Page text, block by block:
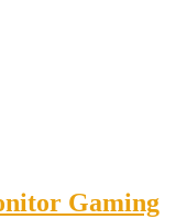
Gaming